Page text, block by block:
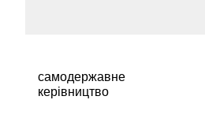
самодержавне
керівництво